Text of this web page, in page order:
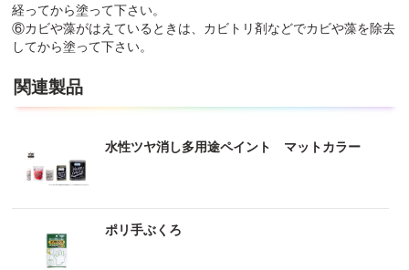
経ってから塗って下さい。
⑥カビや藻がはえているときは、カビトリ剤などでカビや藻を除去
してから塗って下さい。
関連製品
水性ツヤ消し多用途ペイント マットカラー
ポリ手ぶくろ